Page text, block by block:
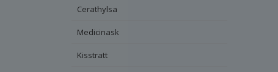
Cerathylsa
Medicinask
Kisstratt